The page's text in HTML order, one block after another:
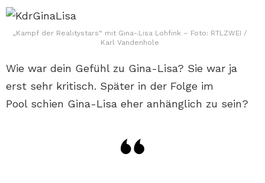
„Kampf der Realitystars“ mit Gina-.Lisa Lohfink – Foto: RTLZWEI /
Karl Vandenhole
Wie war dein Gefühl zu Gina-Lisa? Sie war ja
erst sehr kritisch. Später in der Folge im
Pool schien Gina-Lisa eher anhänglich zu sein?